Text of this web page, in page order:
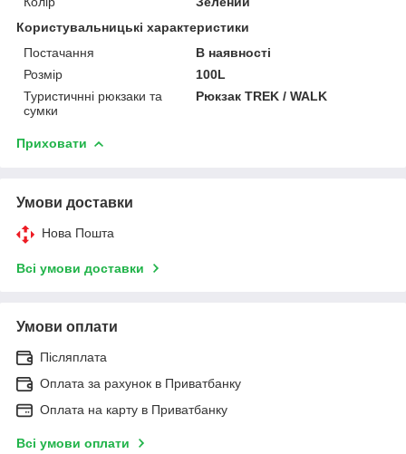
Користувальницькі характеристики
Постачання
В наявності
Розмір
100L
Туристичнні рюкзаки та
сумки
Рюкзак TREK / WALK
Приховати
Умови доставки
Нова Пошта
Всі умови доставки
Умови оплати
Післяплата
Оплата за рахунок в Приватбанку
Оплата на карту в Приватбанку
Всі умови оплати